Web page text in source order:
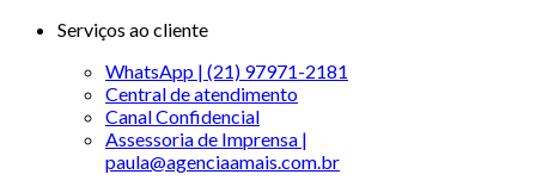
Serviços ao cliente
WhatsApp | (21) 97971-2181
Central de atendimento
Canal Confidencial
Assessoria de Imprensa |
paula@agenciaamais.com.br